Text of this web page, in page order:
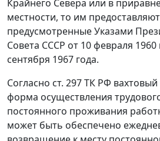
Крайнего Севера или в
местности, то им
предусмотренные Указами
Совета СССР от 10 февраля 1960
сентября 1967 года.
Согласно ст. 297ТК РФ вахтовый
форма осуществления
постоянного проживания
может быть обеспечено